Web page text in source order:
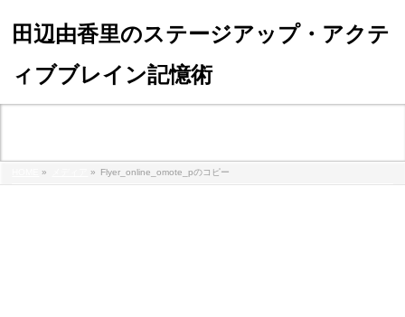
田辺由香里のステージアップ・アクテ
ィブブレイン記憶術
» » Flyer_online_omote_pのコピー